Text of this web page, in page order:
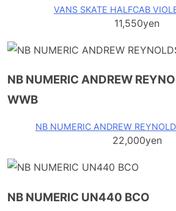
VANS SKATE HALFCAB
11,550yen
NB NUMERIC ANDREW
WWB
NB NUMERIC ANDREW
22,000yen
NB NUMERIC UN440 BCO